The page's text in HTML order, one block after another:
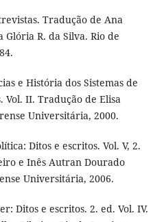
Tradução de Ana
R. da Silva. Rio de
e História dos Sistemas de
Vol. II. Tradução de Elisa
Universitária, 2000.
Ditos e escritos. Vol. V, 2.
e Inês Autran Dourado
Universitária, 2006.
Ditos e escritos. 2. ed. Vol. IV.